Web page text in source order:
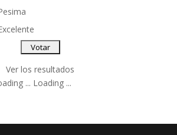
Ver los resultados
Loading ...